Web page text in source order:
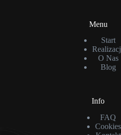
Menu
Start
O Nas
Blog
Info
FAQ
Cookies